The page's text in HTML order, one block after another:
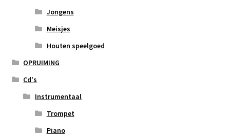
Jongens
Meisjes
Houten speelgoed
OPRUIMING
Cd's
Instrumentaal
Trompet
Piano